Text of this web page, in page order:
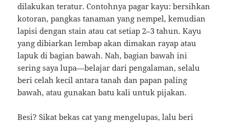
dilakukan teratur. Contohnya pagar kayu: bersihkan
kotoran, pangkas tanaman yang nempel, kemudian
lapisi dengan stain atau cat setiap 2–3 tahun. Kayu
yang dibiarkan lembap akan dimakan rayap atau
lapuk di bagian bawah. Nah, bagian bawah ini
sering saya lupa—belajar dari pengalaman, selalu
beri celah kecil antara tanah dan papan paling
bawah, atau gunakan batu kali untuk pijakan.
Besi? Sikat bekas cat yang mengelupas, lalu beri